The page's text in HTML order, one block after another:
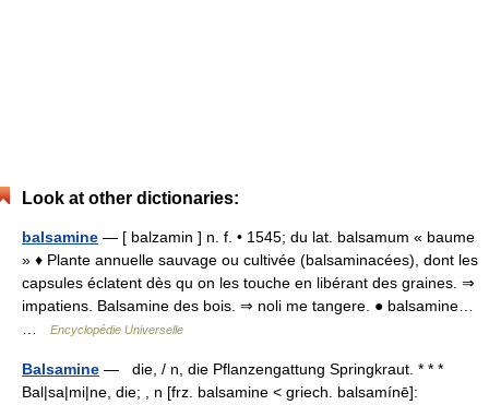
Look at other dictionaries:
balsamine — [ balzamin ] n. f. • 1545; du lat. balsamum « baume
» ♦ Plante annuelle sauvage ou cultivée (balsaminacées), dont les
capsules éclatent dès qu on les touche en libérant des graines. ⇒
impatiens. Balsamine des bois. ⇒ noli me tangere. ● balsamine…
Encyclopédie Universelle
Balsamine — die, / n, die Pflanzengattung Springkraut. * * *
Bal|sa|mi|ne, die; , n [frz. balsamine < griech. balsamínē]: